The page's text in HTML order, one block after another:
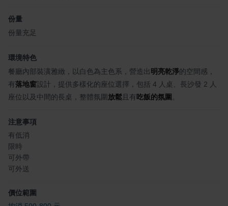
份量
份量充足
環境特色
餐廳內部裝潢雅緻，以白色為主色系，營造出明亮乾淨的空間感，
有落地窗設計，提供多樣化的座位選擇，包括 4 人桌、長沙發 2 人
座位以及中間的長桌，整體氛圍 放鬆 且有 吃飯的氛圍
注意事項
有低消
限時
可外帶
可外送
價位範圍